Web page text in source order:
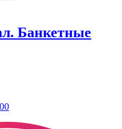
Банкетные